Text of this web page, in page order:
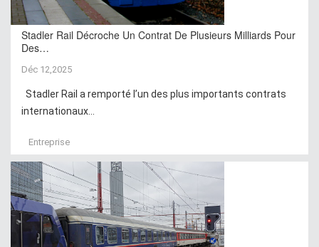
Stadler Rail Décroche Un Contrat De Plusieurs Milliards Pour
Des…
Déc 12,2025
Stadler Rail a remporté l’un des plus importants contrats
internationaux...
Entreprise